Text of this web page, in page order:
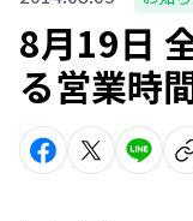
8月19日
る営業時